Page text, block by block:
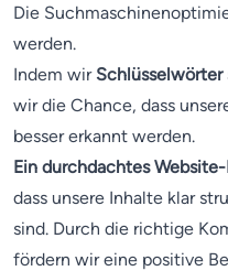
Die
werden.
Indem wir
wir die Chance, dass
besser erkannt werden.
Ein durchdachtes
dass unsere Inhalte klar
sind. Durch die richtige
fördern wir eine positive